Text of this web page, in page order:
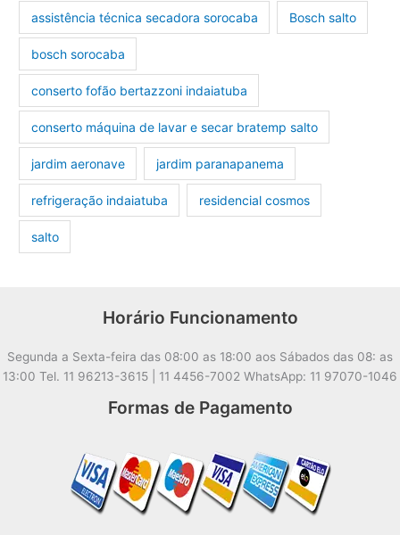
assistência técnica secadora sorocaba Bosch salto
bosch sorocaba
conserto fofão bertazzoni indaiatuba
conserto máquina de lavar e secar bratemp salto
jardim aeronave jardim paranapanema
refrigeração indaiatuba residencial cosmos
salto
Horário Funcionamento
Segunda a Sexta-feira das 08:00 as 18:00 aos Sábados das 08: as
13:00 Tel. 11 96213-3615 | 11 4456-7002 WhatsApp: 11 97070-1046
Formas de Pagamento